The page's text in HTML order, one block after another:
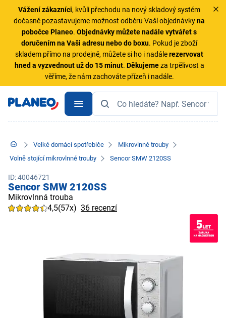
Vážení zákazníci, kvůli přechodu na nový skladový systém
dočasně pozastavujeme možnost odběru Vaší objednávkyna
pobočce Planeo.Objednávky můžete nadále vytvářet s
doručením na Vaši adresu nebo do boxu. Pokud je zboží
skladem přímo na prodejně, můžete si ho i nadálerezervovat
hned a vyzvednout už do 15 minut. Děkujemeza trpělivost a
věříme, že nám zachováte přízeň i nadále.
Velké domácí spotřebiče
Mikrovlnné trouby
Volně stojící mikrovlnné trouby
Sencor SMW 2120SS
ID: 40046721
Sencor SMW 2120SS
Mikrovlnná trouba
4,5(57x) 36 recenzí